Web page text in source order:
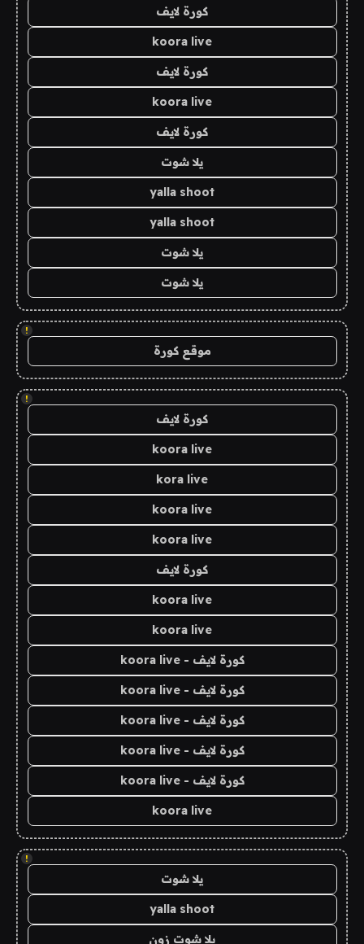
كورة لايف
koora live
كورة لايف
koora live
كورة لايف
يلا شوت
yalla shoot
yalla shoot
يلا شوت
يلا شوت
!
موقع كورة
!
كورة لايف
koora live
kora live
koora live
koora live
كورة لايف
koora live
koora live
كورة لايف - koora live
كورة لايف - koora live
كورة لايف - koora live
كورة لايف - koora live
كورة لايف - koora live
koora live
!
يلا شوت
yalla shoot
يلا شوت زون